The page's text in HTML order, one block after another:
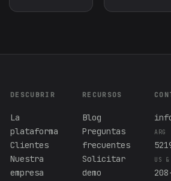
DESCUBRIR
La
plataforma
Clientes
Nuestra
empresa
RECURSOS
Blog
Preguntas
frecuentes
Solicitar
demo
ARG
US